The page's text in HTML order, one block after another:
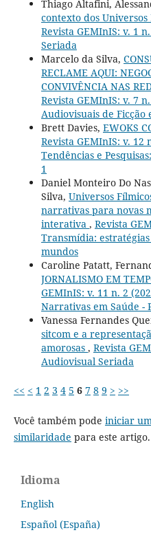
Thiago Altafini,
contexto dos
Revista GEMInIS: v. 1
Seriada
Marcelo da Silva,
RECLAME AQUI:
CONVIVÊNCIA NAS
Revista GEMInIS: v. 7
Audiovisuais de Ficção
Brett Davies, EWOKS
Revista GEMInIS: v. 12
Tendências e
1
Daniel Monteiro Do
Silva, Universos
narrativas para novas
interativa , Revista
Transmídia:
mundos
Caroline Patatt,
JORNALISMO EM
GEMInIS: v. 11 n. 2
Narrativas em Saúde -
Vanessa Fernandes
sitcom e a
amorosas , Revista
Audiovisual Seriada
<< < 1 2 3 4 5 6 7 8 9 > >>
Você também pode iniciar
similaridade para este artigo.
Idioma
English
Español (España)